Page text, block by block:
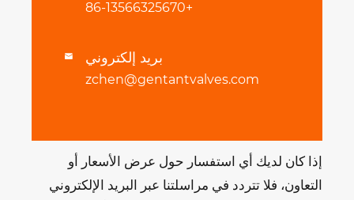
+86-13566325670
 بريد إلكتروني
zchen@gentantvalves.com
إذا كان لديك أي استفسار حول عرض الأسعار أو
التعاون، فلا تتردد في مراسلتنا عبر البريد الإلكتروني